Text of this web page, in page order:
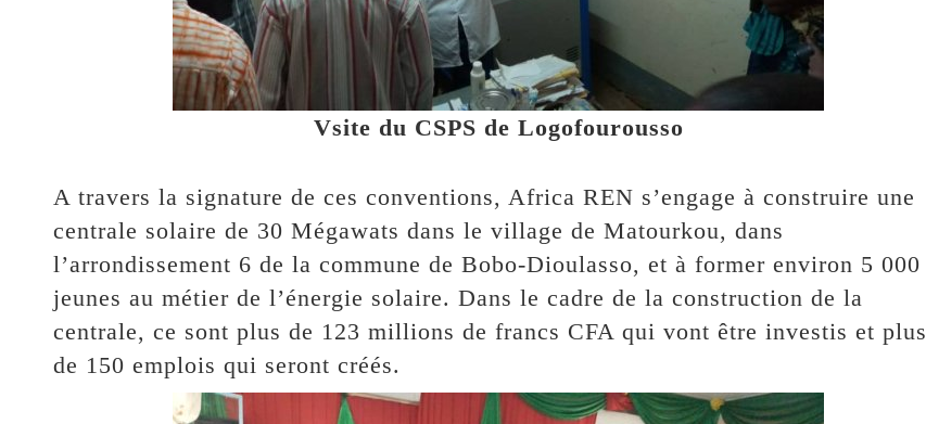
Vsite du CSPS de Logofourousso
A travers la signature de ces conventions, Africa REN s’engage à construire une
centrale solaire de 30 Mégawats dans le village de Matourkou, dans
l’arrondissement 6 de la commune de Bobo-Dioulasso, et à former environ 5 000
jeunes au métier de l’énergie solaire. Dans le cadre de la construction de la
centrale, ce sont plus de 123 millions de francs CFA qui vont être investis et plus
de 150 emplois qui seront créés.